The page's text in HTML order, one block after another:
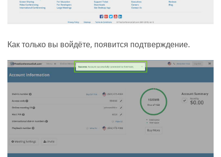
Как только вы войдёте, появится подтверждение.